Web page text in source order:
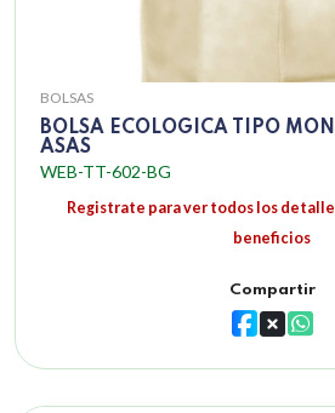
BOLSAS
BOLSA ECOLOGICA TIPO
ASAS
WEB-TT-602-BG
Registrate para ver todos los
beneficios
Compartir